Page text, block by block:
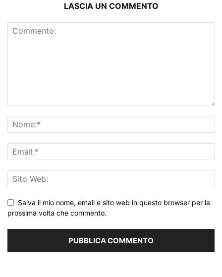
LASCIA UN COMMENTO
Salva il mio nome, email e sito web in questo browser per la
prossima volta che commento.